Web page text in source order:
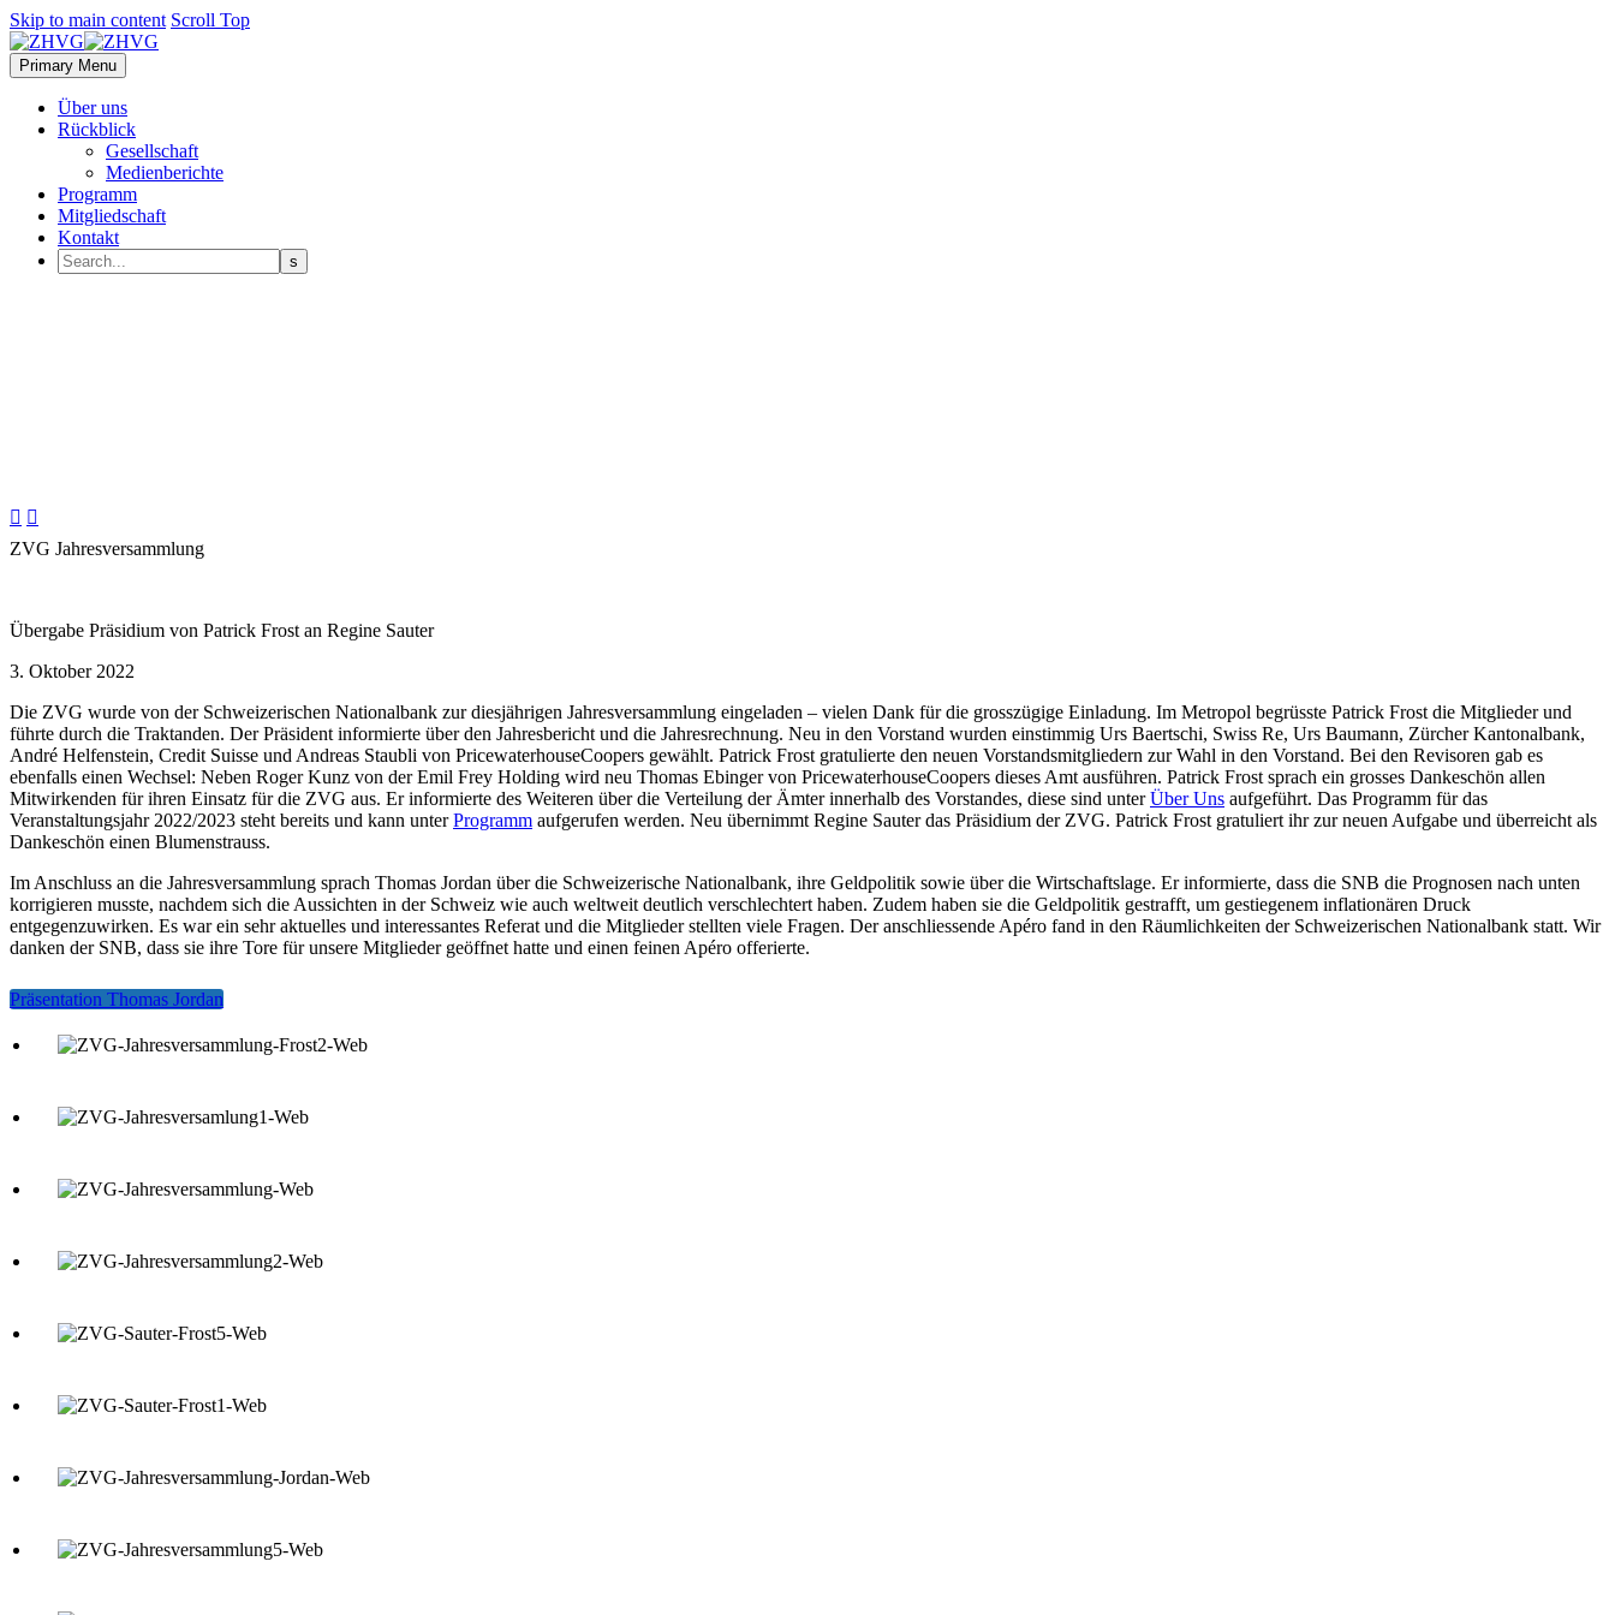
Skip to main content Scroll Top
Primary Menu
Über uns
Rückblick
Gesellschaft
Medienberichte
Programm
Mitgliedschaft
Kontakt
 
ZVG Jahresversammlung
Übergabe Präsidium von Patrick Frost an Regine Sauter
3. Oktober 2022
Die ZVG wurde von der Schweizerischen Nationalbank zur diesjährigen Jahresversammlung eingeladen – vielen Dank für die grosszügige Einladung. Im Metropol begrüsste Patrick Frost die Mitglieder und
führte durch die Traktanden. Der Präsident informierte über den Jahresbericht und die Jahresrechnung. Neu in den Vorstand wurden einstimmig Urs Baertschi, Swiss Re, Urs Baumann, Zürcher Kantonalbank,
André Helfenstein, Credit Suisse und Andreas Staubli von PricewaterhouseCoopers gewählt. Patrick Frost gratulierte den neuen Vorstandsmitgliedern zur Wahl in den Vorstand. Bei den Revisoren gab es
ebenfalls einen Wechsel: Neben Roger Kunz von der Emil Frey Holding wird neu Thomas Ebinger von PricewaterhouseCoopers dieses Amt ausführen. Patrick Frost sprach ein grosses Dankeschön allen
Mitwirkenden für ihren Einsatz für die ZVG aus. Er informierte des Weiteren über die Verteilung der Ämter innerhalb des Vorstandes, diese sind unterÜber Uns aufgeführt. Das Programm für das
Veranstaltungsjahr 2022/2023 steht bereits und kann unterProgramm aufgerufen werden. Neu übernimmt Regine Sauter das Präsidium der ZVG. Patrick Frost gratuliert ihr zur neuen Aufgabe und überreicht als
Dankeschön einen Blumenstrauss.
Im Anschluss an die Jahresversammlung sprach Thomas Jordan über die Schweizerische Nationalbank, ihre Geldpolitik sowie über die Wirtschaftslage. Er informierte, dass die SNB die Prognosen nach unten
korrigieren musste, nachdem sich die Aussichten in der Schweiz wie auch weltweit deutlich verschlechtert haben. Zudem haben sie die Geldpolitik gestrafft, um gestiegenem inflationären Druck
entgegenzuwirken. Es war ein sehr aktuelles und interessantes Referat und die Mitglieder stellten viele Fragen. Der anschliessende Apéro fand in den Räumlichkeiten der Schweizerischen Nationalbank statt. Wir
danken der SNB, dass sie ihre Tore für unsere Mitglieder geöffnet hatte und einen feinen Apéro offerierte.
Präsentation Thomas Jordan